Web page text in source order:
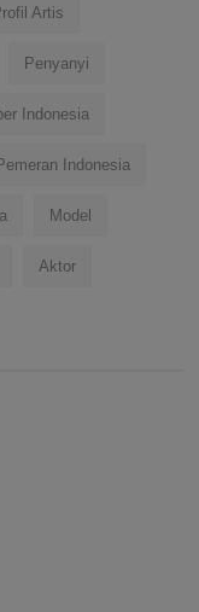
Artis
Penyanyi
Indonesia
Indonesia
Model
Aktor